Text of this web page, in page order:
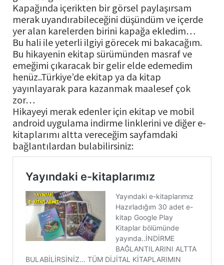
Kapağında içerikten bir görsel paylaşırsam
merak uyandırabileceğini düşündüm ve içerde
yer alan karelerden birini kapağa ekledim…
Bu hali ile yeterli ilgiyi görecek mi bakacağım.
Bu hikayenin ekitap sürümünden masraf ve
emeğimi çıkaracak bir gelir elde edemedim
henüz..Türkiye’de ekitap ya da kitap
yayınlayarak para kazanmak maalesef çok
zor…
Hikayeyi merak edenler için ekitap ve mobil
android uygulama indirme linklerini ve diğer e-
kitaplarımı altta vereceğim sayfamdaki
bağlantılardan bulabilirsiniz: